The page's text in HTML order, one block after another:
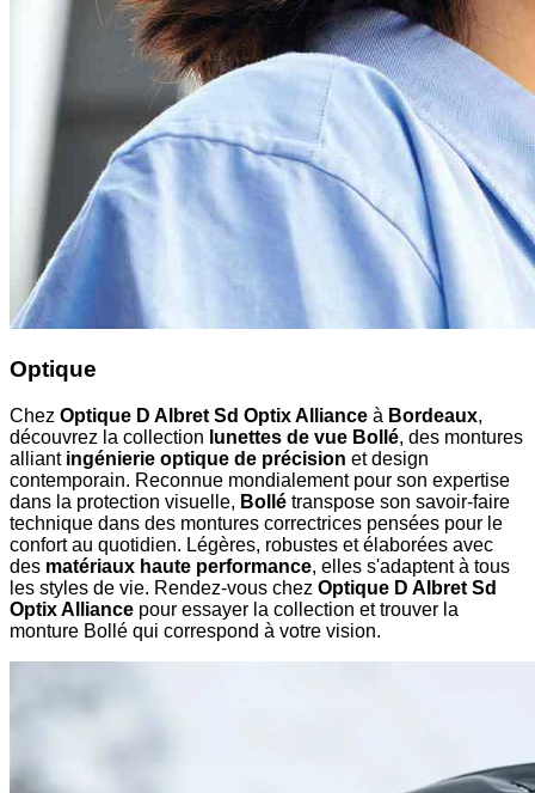
Optique
Chez Optique D Albret Sd Optix Alliance à Bordeaux,
découvrez la collection lunettes de vue Bollé, des montures
alliant ingénierie optique de précision et design
contemporain. Reconnue mondialement pour son expertise
dans la protection visuelle, Bollé transpose son savoir-faire
technique dans des montures correctrices pensées pour le
confort au quotidien. Légères, robustes et élaborées avec
des matériaux haute performance, elles s'adaptent à tous
les styles de vie. Rendez-vous chez Optique D Albret Sd
Optix Alliance pour essayer la collection et trouver la
monture Bollé qui correspond à votre vision.